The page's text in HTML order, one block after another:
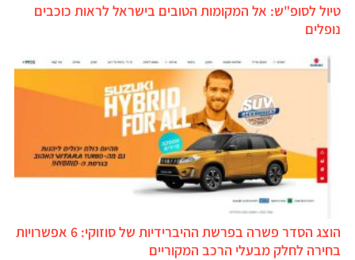
טיול לסופ"ש: אל המקומות הטובים בישראל לראות כוכבים
נופלים
הוצג הסדר פשרה בפרשת ההיברידיות של סוזוקי: 6 אפשרויות
בחירה לחלק מבעלי הרכב המקוריים